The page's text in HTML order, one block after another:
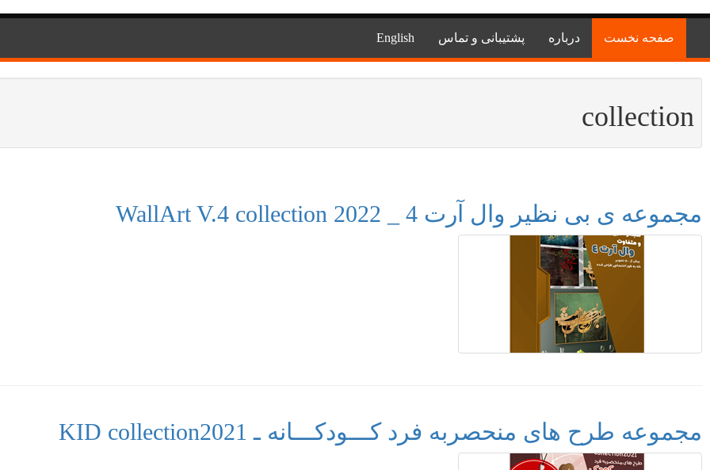
صفحه نخست درباره پشتیبانی و تماس English
collection
مجموعه ی بی نظیر وال آرت 4 _ WallArt V.4 collection 2022
مجموعه طرح های منحصربه فرد کـــودکـــانه ـ KID collection2021